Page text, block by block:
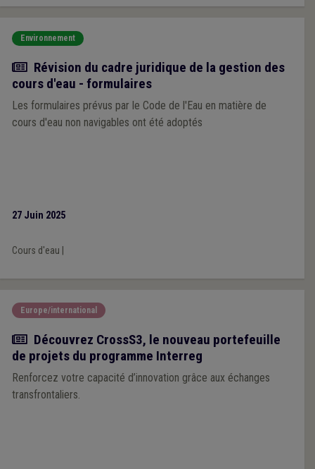
Environnement
Actualité
Révision du cadre juridique de la gestion des
cours d'eau - formulaires
Les formulaires prévus par le Code de l'Eau en matière de
cours d'eau non navigables ont été adoptés
27 Juin 2025
Cours d'eau
Europe/international
Actualité
Découvrez CrossS3, le nouveau portefeuille
de projets du programme Interreg
Renforcez votre capacité d’innovation grâce aux échanges
transfrontaliers.